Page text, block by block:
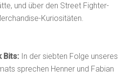
und über den Street Fighter-
Kuriositäten.
Bits: In der siebten Folge unseres
sprechen Henner und Fabian